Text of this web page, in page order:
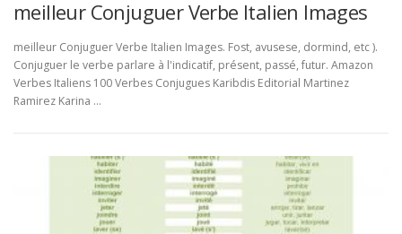
meilleur Conjuguer Verbe Italien Images
meilleur Conjuguer Verbe Italien Images. Fost, avusese, dormind, etc ).
Conjuguer le verbe parlare à l'indicatif, présent, passé, futur. Amazon
Verbes Italiens 100 Verbes Conjugues Karibdis Editorial Martinez
Ramirez Karina …